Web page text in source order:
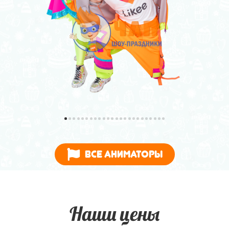
Все аниматоры
Наши цены